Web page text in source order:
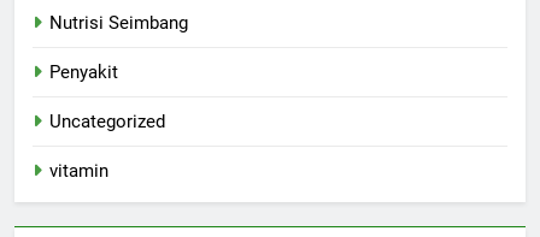
Nutrisi Seimbang
Penyakit
Uncategorized
vitamin